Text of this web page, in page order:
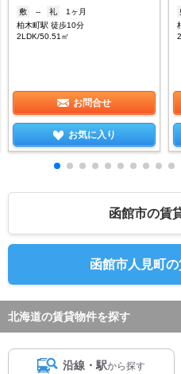
敷
-- 礼
1ヶ月
柏木町駅 徒歩10分
2LDK/50.51㎡
お問合せ
お気に入り
函館市の賃
函館市人見町
北海道の賃貸物件を探す
沿線・駅から探す